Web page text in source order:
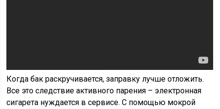
Когда бак раскручивается, заправку лучше отложить.
Все это следствие активного парения – электронная
сигарета нуждается в сервисе. С помощью мокрой